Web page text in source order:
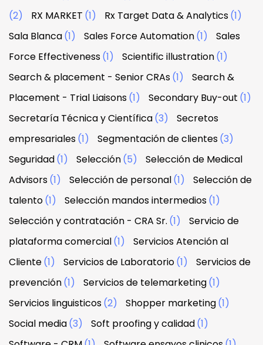
(2)
RX MARKET (1) Rx Target Data & Analytics(1)
Sala Blanca(1) Sales Force Automation(1)
Sales
Force Effectiveness(1) Scientific illustration(1)
Search & placement - Senior CRAs(1)
Search &
Placement - Trial Liaisons(1) Secondary Buy-out (1)
Secretaría Técnica y Científica(3)
Secretos
empresariales(1) Segmentación de clientes(3)
Seguridad(1) Selección(5)
Selección de Medical
Advisors(1) Selección de personal(1)
Selección de
talento(1) Selección mandos intermedios(1)
Selección y contratación - CRA Sr. (1)
Servicio de
plataforma comercial(1)
Servicios Atención al
Cliente(1) Servicios de Laboratorio(1)
Servicios de
prevención(1) Servicios de telemarketing(1)
Servicios linguisticos(2) Shopper marketing(1)
Social media(3) Soft proofing y calidad(1)